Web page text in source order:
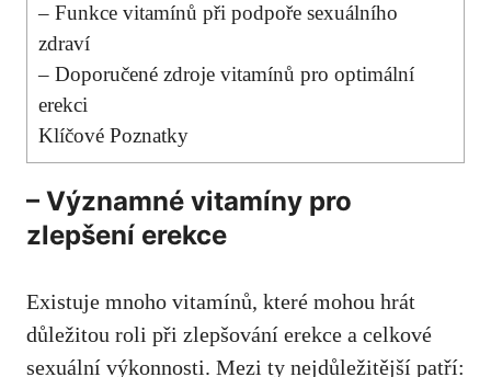
– Funkce vitamínů při podpoře sexuálního
zdraví
– Doporučené zdroje vitamínů pro optimální
erekci
Klíčové Poznatky
– Významné vitamíny pro
zlepšení erekce
Existuje mnoho vitamínů, které mohou hrát
důležitou roli při zlepšování erekce a celkové
sexuální výkonnosti. Mezi ty nejdůležitější patří: